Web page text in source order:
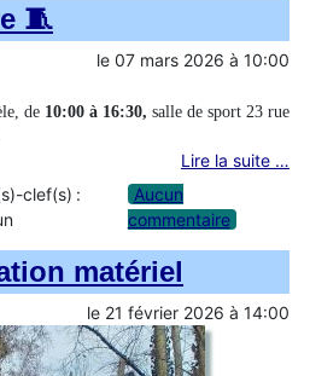
🧵
le 07 mars 2026 à 10:00
de 10:00 à 16:30, salle de sport 23 rue
Lire la suite …
clef(s) :
Aucun
commentaire
matériel
le 21 février 2026 à 14:00